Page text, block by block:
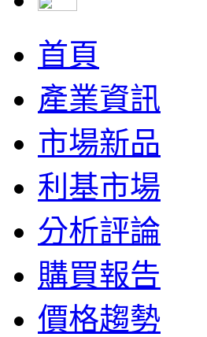
首頁
產業資訊
市場新品
利基市場
分析評論
購買報告
價格趨勢